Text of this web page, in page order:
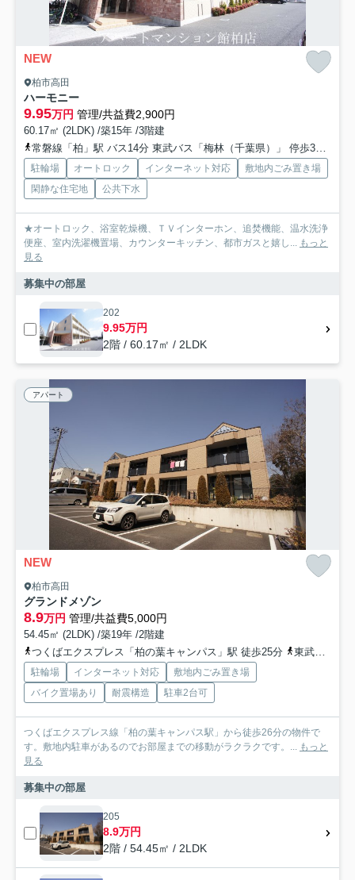
NEW
柏市高田
ハーモニー
9.95万円 管理/共益費2,900円
60.17㎡ (2LDK) /築15年 /3階建
常磐線「柏」駅 バス14分 東武バス「梅林（千葉県）」 停歩3分
駐輪場 オートロック インターネット対応
敷地内ごみ置き場
閑静な住宅地
公共下水
★オートロック、浴室乾燥機、ＴＶインターホン、追焚機能、温水洗浄
便座、室内洗濯機置場、カウンターキッチン、都市ガスと嬉し... もっと
見る
募集中の部屋
202
9.95万円
2階 / 60.17㎡ / 2LDK
アパート
NEW
柏市高田
グランドメゾン
8.9万円 管理/共益費5,000円
54.45㎡ (2LDK) /築19年 /2階建
つくばエクスプレス「柏の葉キャンパス」駅 徒歩25分
東武野田線「豊四季」駅 徒歩27分
駐輪場 インターネット対応
敷地内ごみ置き場
バイク置場あり
耐震構造 駐車2台可
つくばエクスプレス線「柏の葉キャンパス駅」から徒歩26分の物件で
す。敷地内駐車があるのでお部屋までの移動がラクラクです。... もっと
見る
募集中の部屋
205
8.9万円
2階 / 54.45㎡ / 2LDK